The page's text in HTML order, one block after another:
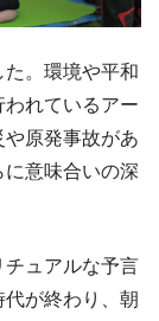
。環境や平和
れているアー
原発事故があ
意味合いの深
チュアルな予言
が終わり、朝